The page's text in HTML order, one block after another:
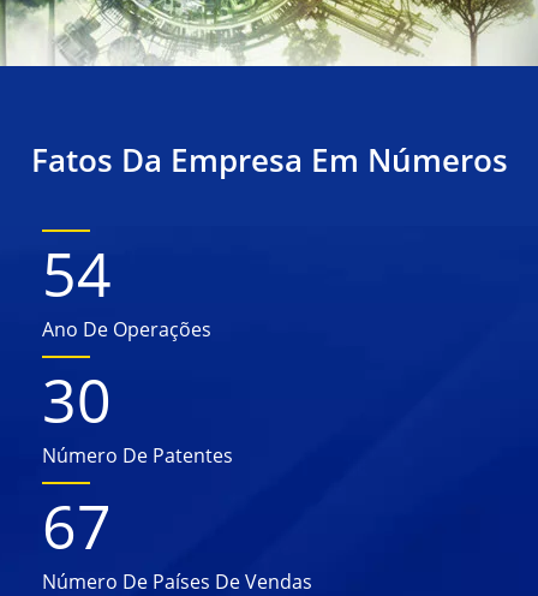
Fatos Da Empresa Em Números
54
Ano De Operações
30
Número De Patentes
67
Número De Países De Vendas